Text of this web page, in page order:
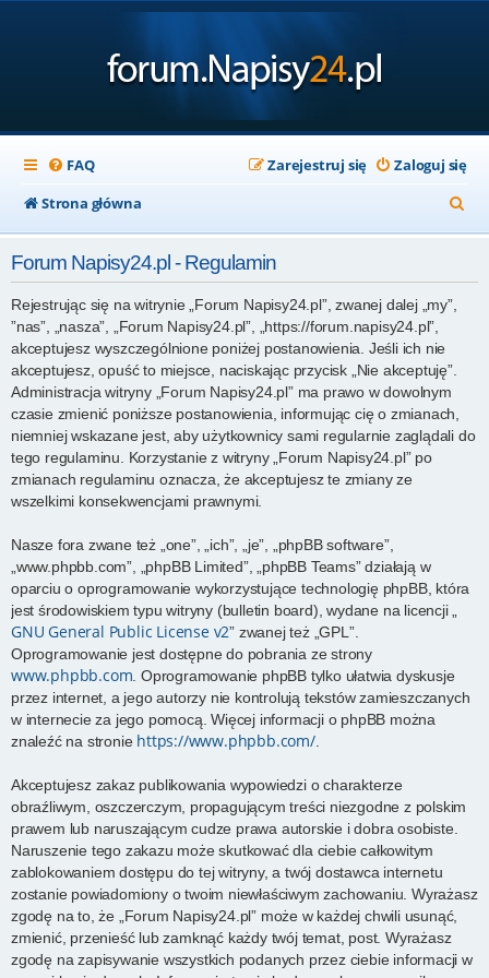
FAQ Zaloguj się
Zarejestruj się
Strona główna
z
Forum Napisy24.pl - Regulamin
Rejestrując się na witrynie „Forum Napisy24.pl”, zwanej dalej „my”,
”nas”, „nasza”, „Forum Napisy24.pl”, „https://forum.napisy24.pl”,
akceptujesz wyszczególnione poniżej postanowienia. Jeśli ich nie
akceptujesz, opuść to miejsce, naciskając przycisk „Nie akceptuję”.
Administracja witryny „Forum Napisy24.pl” ma prawo w dowolnym
czasie zmienić poniższe postanowienia, informując cię o zmianach,
niemniej wskazane jest, aby użytkownicy sami regularnie zaglądali do
tego regulaminu. Korzystanie z witryny „Forum Napisy24.pl” po
zmianach regulaminu oznacza, że akceptujesz te zmiany ze
wszelkimi konsekwencjami prawnymi.
Nasze fora zwane też „one”, „ich”, „je”, „phpBB software”,
„www.phpbb.com”, „phpBB Limited”, „phpBB Teams” działają w
oparciu o oprogramowanie wykorzystujące technologię phpBB, która
jest środowiskiem typu witryny (bulletin board), wydane na licencji „
GNU General Public License v2” zwanej też „GPL”.
Oprogramowanie jest dostępne do pobrania ze strony
www.phpbb.com . Oprogramowanie phpBB tylko ułatwia dyskusje
przez internet, a jego autorzy nie kontrolują tekstów zamieszczanych
w internecie za jego pomocą. Więcej informacji o phpBB można
znaleźć na stronie https://www.phpbb.com/.
Akceptujesz zakaz publikowania wypowiedzi o charakterze
obraźliwym, oszczerczym, propagującym treści niezgodne z polskim
prawem lub naruszającym cudze prawa autorskie i dobra osobiste.
Naruszenie tego zakazu może skutkować dla ciebie całkowitym
zablokowaniem dostępu do tej witryny, a twój dostawca internetu
zostanie powiadomiony o twoim niewłaściwym zachowaniu. Wyrażasz
zgodę na to, że „Forum Napisy24.pl” może w każdej chwili usunąć,
zmienić, przenieść lub zamknąć każdy twój temat, post. Wyrażasz
zgodę na zapisywanie wszystkich podanych przez ciebie informacji w